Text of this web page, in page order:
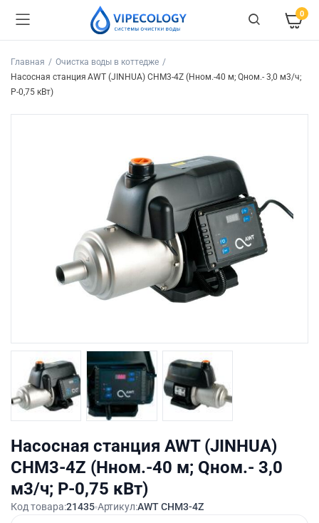
0
Главная
Очистка воды в коттедже
Насосная станция AWT (JINHUA) CHM3-4Z (Hном.-40 м; Qном.- 3,0 м3/ч;
P-0,75 кВт)
Насосная станция AWT (JINHUA)
CHM3-4Z (Hном.-40 м; Qном.- 3,0
м3/ч; P-0,75 кВт)
Код товара:21435 Артикул:AWT CHM3-4Z